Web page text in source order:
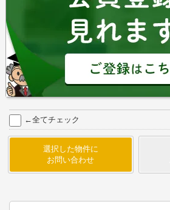
←全てチェック
選択した物件に
お問い合わせ